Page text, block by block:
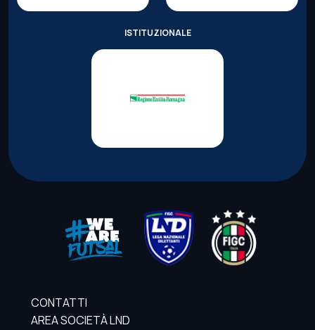
ISTITUZIONALE
CONTATTI
AREA SOCIETÀ LND